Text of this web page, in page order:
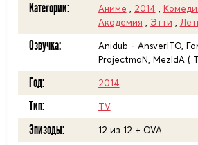
Категории: Аниме 2014
Академия
Этти
Озвучка:
Anidub - AnsverITO,
ProjectmaN, MezIdA (
Год: 2014
Тип: TV
Эпизоды: 12 из 12 + OVA